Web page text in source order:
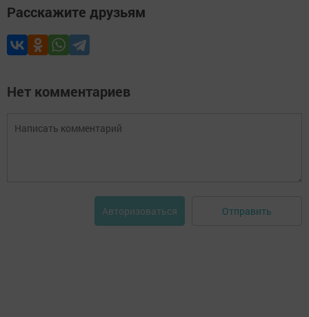
Расскажите друзьям
Нет комментариев
Авторизоваться Отправить